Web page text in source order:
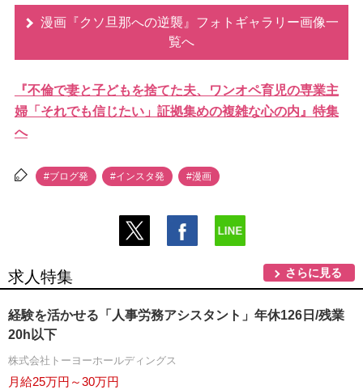
漫画『クソ旦那への逆襲』フォトギャラリー画像一
覧へ
『不倫で妻と子どもを捨てた夫、ワンオペ育児の専業主
婦「それでも信じたい」証拠集めの複雑な心の内』特集
へ
#ブログ発 #インスタ発 #漫画
求人特集 さらに見る
経験を活かせる「人事労務アシスタント」年休126日/残業
20h以下
株式会社トーヨーホールディングス
月給25万円～30万円